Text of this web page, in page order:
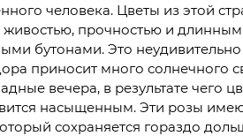
человека. Цветы из этой
живостью, прочностью и
бутонами. Это
приносит много солнечного
вечера, в результате чего
насыщенным. Эти розы
сохраняется гораздо